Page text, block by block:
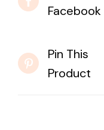
Facebook
Pin This
Product